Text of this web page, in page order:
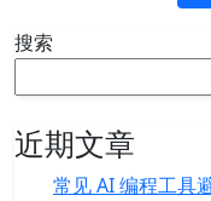
搜索
近期文章
常见 AI 编程工具